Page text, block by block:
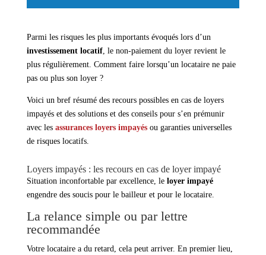
Parmi les risques les plus importants évoqués lors d’un
investissement locatif, le non-paiement du loyer revient le
plus régulièrement. Comment faire lorsqu’un locataire ne paie
pas ou plus son loyer ?
Voici un bref résumé des recours possibles en cas de loyers
impayés et des solutions et des conseils pour s’en prémunir
avec les assurances loyers impayésou garanties universelles
de risques locatifs.
Loyers impayés : les recours en cas de loyer impayé
Situation inconfortable par excellence, le loyer impayé
engendre des soucis pour le bailleur et pour le locataire.
La relance simple ou par lettre
recommandée
Votre locataire a du retard, cela peut arriver. En premier lieu,